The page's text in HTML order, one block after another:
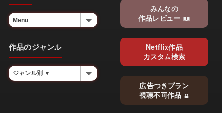
作品のジャンル
みんなの
作品レビュー
Netflix作品
カスタム検索
広告つきプラン
視聴不可作品